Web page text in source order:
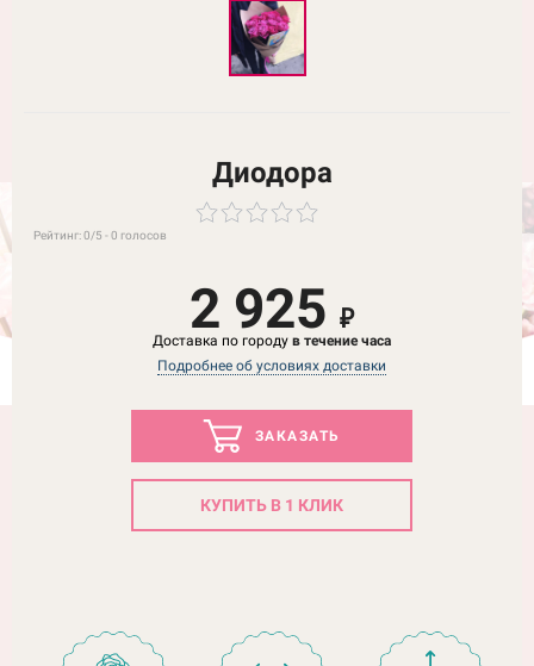
Диодора
Рейтинг:0/5 -0 голосов
2 925₽
Доставка по городув течение часа
Подробнее об условиях доставки
ЗАКАЗАТЬ
КУПИТЬ В 1 КЛИК